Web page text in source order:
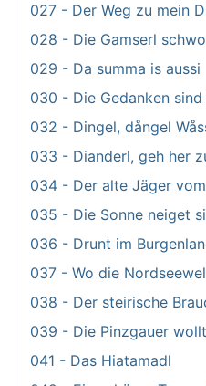
027 - Der Weg zu mein
028 - Die Gamserl
029 - Da summa is aussi
030 - Die Gedanken
032 - Dingel, dångel
033 - Dianderl, geh her
034 - Der alte Jäger
035 - Die Sonne neiget
036 - Drunt im
037 - Wo die
038 - Der steirische
039 - Die Pinzgauer
041 - Das Hiatamadl